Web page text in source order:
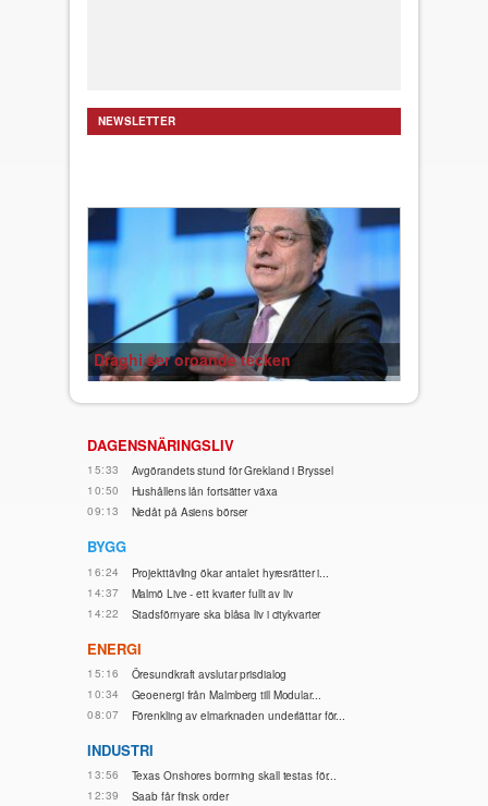
NEWSLETTER
Draghi ser oroande tecken
DAGENSNÄRINGSLIV
15:33
Avgörandets stund för Grekland i Bryssel
10:50
Hushållens lån fortsätter växa
09:13
Nedåt på Asiens börser
BYGG
16:24
Projekttävling ökar antalet hyresrätter i...
14:37
Malmö Live - ett kvarter fullt av liv
14:22
Stadsförnyare ska blåsa liv i citykvarter
ENERGI
15:16
Öresundkraft avslutar prisdialog
10:34
Geoenergi från Malmberg till Modular...
08:07
Förenkling av elmarknaden underlättar för...
INDUSTRI
13:56
Texas Onshores borrning skall testas för...
12:39
Saab får finsk order